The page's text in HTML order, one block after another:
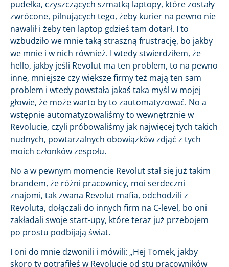
pudełka, czyszczących szmatką laptopy, które zostały
zwrócone, pilnujących tego, żeby kurier na pewno nie
nawalił i żeby ten laptop gdzieś tam dotarł. I to
wzbudziło we mnie taką straszną frustrację, bo jakby
we mnie i w nich również. I wtedy stwierdziłem, że
hello, jakby jeśli Revolut ma ten problem, to na pewno
inne, mniejsze czy większe firmy też mają ten sam
problem i wtedy powstała jakaś taka myśl w mojej
głowie, że może warto by to zautomatyzować. No a
wstępnie automatyzowaliśmy to wewnętrznie w
Revolucie, czyli próbowaliśmy jak najwięcej tych takich
nudnych, powtarzalnych obowiązków zdjąć z tych
moich członków zespołu.
No a w pewnym momencie Revolut stał się już takim
brandem, że różni pracownicy, moi serdeczni
znajomi, tak zwana Revolut mafia, odchodzili z
Revoluta, dołączali do innych firm na C-level, bo oni
zakładali swoje start-upy, które teraz już przebojem
po prostu podbijają świat.
I oni do mnie dzwonili i mówili: „Hej Tomek, jakby
skoro ty potrafiłeś w Revolucie od stu pracowników